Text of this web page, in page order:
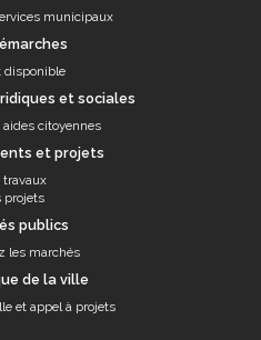
municipaux
disponible
et sociales
citoyennes
et projets
travaux
projets
publics
les marchés
de la ville
et appel à projets